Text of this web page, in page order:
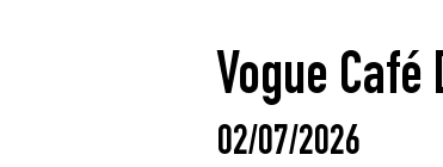
Vogue Café
02/07/2026